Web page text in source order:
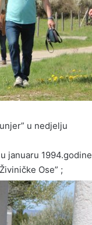
u nedjelju
januaru 1994.godine
Ose” ;